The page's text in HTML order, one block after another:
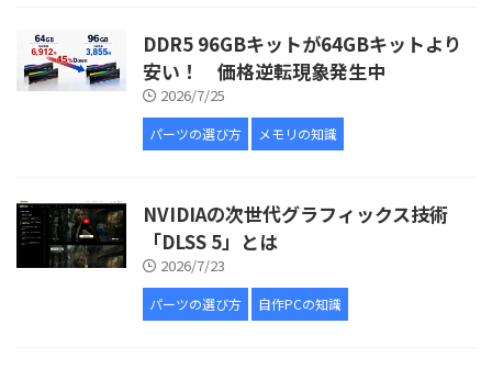
DDR5 96GBキットが64GBキットより
安い！ 価格逆転現象発生中
2026/7/25
パーツの選び方 メモリの知識
NVIDIAの次世代グラフィックス技術
「DLSS 5」とは
2026/7/23
パーツの選び方 自作PCの知識